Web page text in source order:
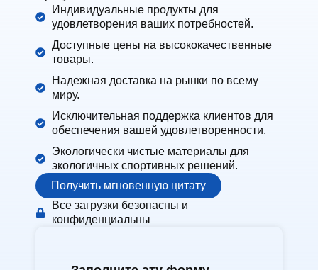
Индивидуальные продукты для
удовлетворения ваших потребностей.
Доступные цены на высококачественные
товары.
Надежная доставка на рынки по всему
миру.
Исключительная поддержка клиентов для
обеспечения вашей удовлетворенности.
Экологически чистые материалы для
экологичных спортивных решений.
Получить мгновенную цитату
Все загрузки безопасны и
конфиденциальны